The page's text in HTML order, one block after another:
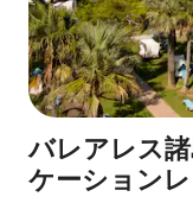
バレアレス
ケーション